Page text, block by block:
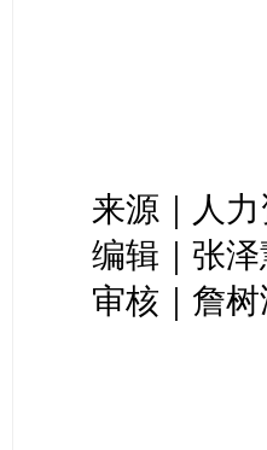
来源｜人
编辑｜张泽
审核｜詹树